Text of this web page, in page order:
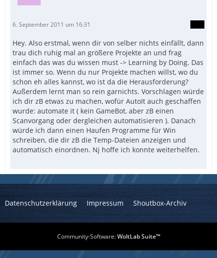
6. September 2011 um 16:31
Hey. Also erstmal, wenn dir von selber nichts einfällt, dann
trau dich ruhig mal an größere Projekte an und frag
einfach das was du wissen must -> Learning by Doing. Das
ist immer so. Wenn du nur Projekte machen willst, wo du
schon eh alles kannst, wo ist da die Herausforderung?
Außerdem lernt man so rein garnichts. Vorschlagen würde
ich dir zB etwas zu machen, wofür AutoIt auch geschaffen
wurde: automate it ( kein GameBot, aber zB einen
Scanvorgang oder dergleichen automatisieren ). Danach
würde ich dann einen Haufen Programme für Win
schreiben, die dir zB die Temp-Dateien anzeigen und
automatisch einordnen. Nj hoffe ich konnte weiterhelfen.
Datenschutzerklärung Impressum Shoutbox-Archiv
Community-Software:WoltLab Suite™